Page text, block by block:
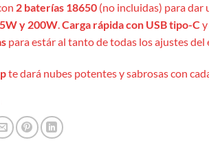
2 baterías 18650 (no incluidas) para dar
y 200W.Carga rápida con USB tipo-C
para estár al tanto de todas los ajustes del
te dará nubes potentes y sabrosas con